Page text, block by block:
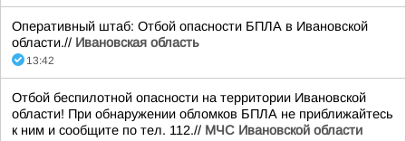
Оперативный штаб: Отбой опасности БПЛА в Ивановской
области.// Ивановская область
13:42
Отбой беспилотной опасности на территории Ивановской
области! При обнаружении обломков БПЛА не приближайтесь
к ним и сообщите по тел. 112.// МЧС Ивановской области